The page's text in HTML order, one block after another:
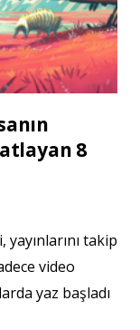
8
takip
video
yaz başladı